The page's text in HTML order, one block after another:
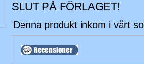
SLUT PÅ FÖRLAGET!
Denna produkt inkom i vårt